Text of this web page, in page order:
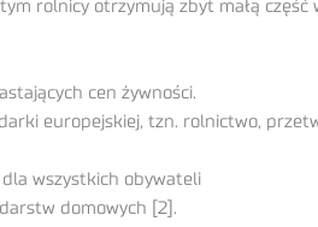
rolnicy otrzymują zbyt małą
cen żywności.
europejskiej, tzn. rolnictwo,
wszystkich obywateli
domowych [2].